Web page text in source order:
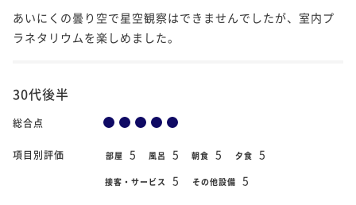
あいにくの曇り空で星空観察はできませんでしたが、室内プ
ラネタリウムを楽しめました。
30代後半
総合点
項目別評価 部屋 5 風呂 5 朝食 5 夕食 5
接客・サービス 5 その他設備 5